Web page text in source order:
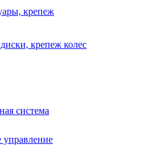
крепеж
крепеж колес
система
управление